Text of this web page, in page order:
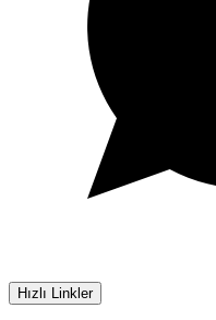
Hızlı Linkler